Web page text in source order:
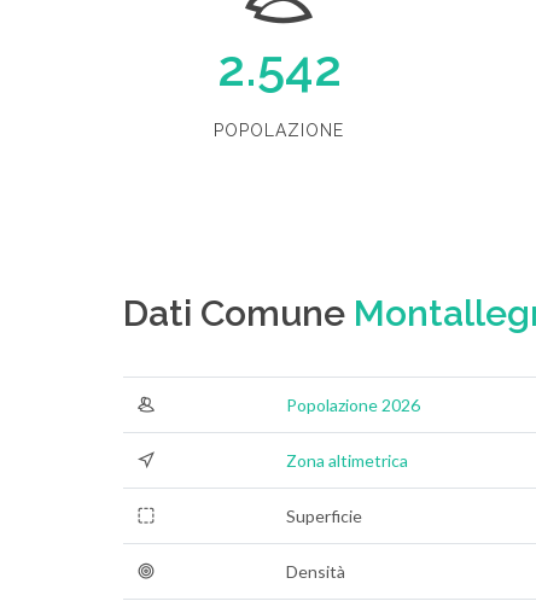
2.542
POPOLAZIONE
Dati Comune
Popolazione 2026
Zona altimetrica
Superficie
Densità